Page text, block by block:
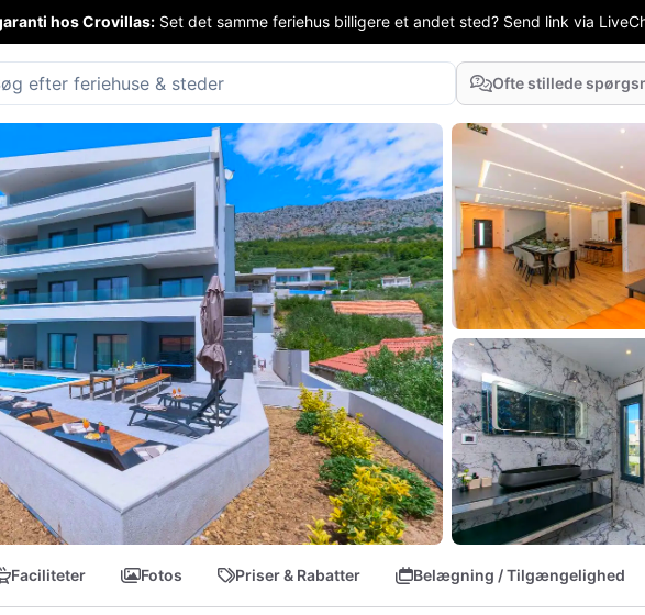
hos Crovillas: Set det samme feriehus billigere et andet sted? Send link via
Ofte stillede
Faciliteter Fotos Priser & Rabatter Belægning / Tilgængelighed